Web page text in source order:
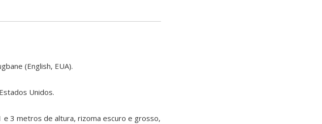
(English, EUA).
Unidos.
3 metros de altura, rizoma escuro e grosso,